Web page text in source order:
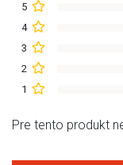
5
4
3
2
1
Pre tento produkt